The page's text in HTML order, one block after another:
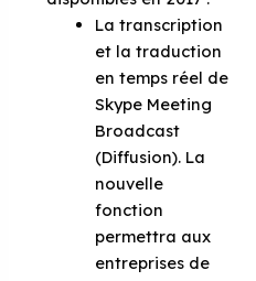
La transcription
et la traduction
en temps réel de
Skype Meeting
Broadcast
(Diffusion). La
nouvelle
fonction
permettra aux
entreprises de